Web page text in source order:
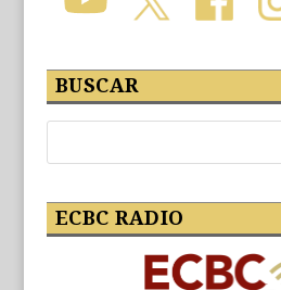
BUSCAR
ECBC RADIO